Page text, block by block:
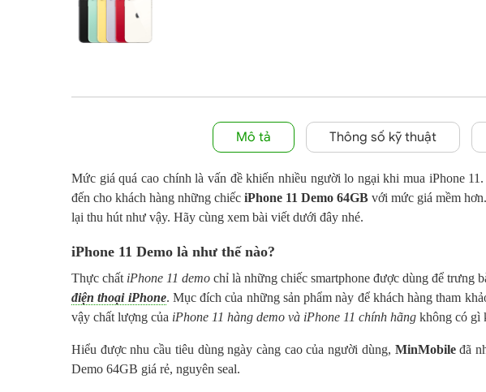
Mô tả Thông số kỹ thuật
Mức giá quá cao chính là vấn đề khiến nhiều người lo ngại khi mua iPhone
đến cho khách hàng những chiếc iPhone 11 Demo 64GB với mức giá mềm
lại thu hút như vậy. Hãy cùng xem bài viết dưới đây nhé.
iPhone 11 Demo là như thế nào?
Thực chất iPhone 11 demo chỉ là những chiếc smartphone được dùng để trưng
điện thoại iPhone. Mục đích của những sản phẩm này để khách hàng tham
vậy chất lượng của iPhone 11 hàng demo và iPhone 11 chính hãng không có gì
Hiểu được nhu cầu tiêu dùng ngày càng cao của người dùng, MinMobileđã
Demo 64GB giá rẻ, nguyên seal.